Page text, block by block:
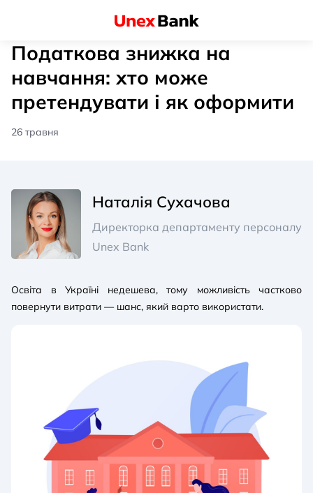
Податкова знижка на
навчання: хто може
претендувати і як оформити
26 травня
Наталія Сухачова
Директорка департаменту персоналу
Unex Bank
Освіта в Україні недешева, тому можливість частково
повернути витрати — шанс, який варто використати.